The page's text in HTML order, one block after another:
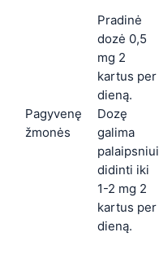
Pagyvenę
žmonės
Pradinė
dozė 0,5
mg 2
kartus per
dieną.
Dozę
galima
palaipsniui
didinti iki
1-2 mg 2
kartus per
dieną.